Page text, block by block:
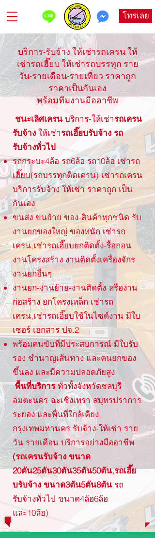
โทรเลย
บริการ-รับจ้าง ให้เช่ารถเครน ให้
เช่ารถเฮี๊ยบ ให้เช่ารถบรรทุก ราย
วัน-รายเดือน-รายเที่ยว ราคาถูก
ราคาเป็นกันเอง
พร้อมทีมงานมืออาชีพ
ชนะเลิศเครน​ บริการ-ให้เช่ารถเครน
รับจ้าง ให้เช่ารถเฮี๊ยบรับจ้าง รถ
รับจ้างทั่วไป
รถกระบะ4ล้อ รถ6ล้อ รถ10ล้อ เช่ารถ
เฮี๊ยบ(รถบรรทุกติดเครน) เช่ารถเครน
บริการรับจ้าง ให้เช่า ราคาถูก เป็น
กันเอง
ขนส่ง ขนย้าย ของ-สินค้าทุกชนิด รับ
งานยกของใหญ่ ของหนัก เช่ารถ
เครน,เช่ารถเฮี๊ยบยกติดตั้ง-รื้อถอน
งานโครงสร้าง งานติดตั้งเครื่องจักร
งานยกอื่นๆ
งานยก-งานย้าย-งานติดตั้ง หรืองาน
ก่อสร้าง ยกโครงเหล็ก เช่ารถ
เครน,เช่ารถเฮี๊ยบใช้ในไซด์งาน มีใบ
เซอร์ เอกสาร ปจ.2
พร้อมคนขับที่มีประสบการณ์ มีใบรับ
รอง ชำนาญเส้นทาง และคนยกของ
ขึ้นลง และมีความปลอดภัยสูง
พื้นที่บริการทั่วทั้งจังหวัดชลบุรี
อมตะนคร ฉะเชิงเทรา สมุทรปราการ
ระยอง และพื่นที่ใกล้เคียง
กรุงเทพมหานคร รับจ้าง-ให้เช่า ราย
วัน รายเดือน บริการอย่างมืออาชีพ
(รถเครนรับจ้าง ขนาด
20ตัน25ตัน30ตัน35ตัน50ตัน,รถเฮี๊ย
บรับจ้าง ขนาด3ตัน5ตัน8ตัน,รถ
รับจ้างทั่วไป ขนาด4ล้อ6ล้อ
และ10ล้อ)